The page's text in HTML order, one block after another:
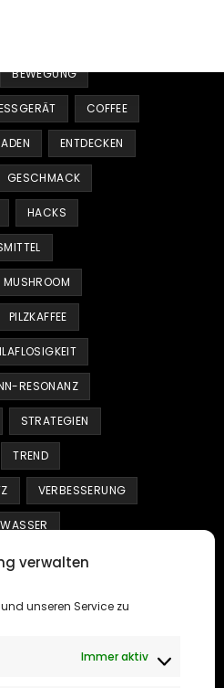
verwalten
unseren Service zu
Immer aktiv
BEWEGUNG
COFFEE
ENTDECKEN
GESCHMACK
HACKS
MUSHROOM
PILZKAFFEE
RESONANZ
STRATEGIEN
TREND
VERBESSERUNG
WASSER
WISSENSCHAFT